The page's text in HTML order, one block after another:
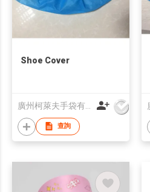
Shoe Cover
查詢